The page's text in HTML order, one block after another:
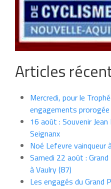
Articles
Mercredi, pour le
engagements prorogée
16 août : Souvenir
Seignanx
Noé Lefevre vainqueur
Samedi 22 août :
à Vaulry (87)
Les engagés du Grand